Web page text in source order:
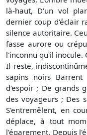
là-haut, D'un vol
dernier coup d'éclair
silence autoritaire.
fasse aurore ou
l'inconnu qu'il inocule.
Il reste,
sapins noirs
d'espoir ; De grands
des voyageurs ; Des
S'entremêlent, en
déplace, à tout
l'égarement. Depuis